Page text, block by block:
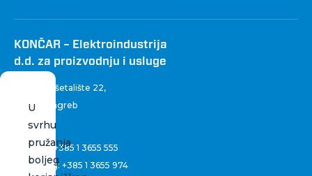
KONČAR – Elektroindustrija
d.d. za proizvodnju i usluge
Fallerovo šetalište 22,
10 000 Zagreb
Hrvatska
Centrala:+385 1 3655 555
Marketing: +385 1 3655 974
U
svrhu
pružanja
boljeg